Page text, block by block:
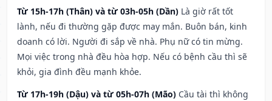
Từ 15h-17h (Thân) và từ 03h-05h (Dần) Là giờ rất tốt
lành, nếu đi thường gặp được may mắn. Buôn bán, kinh
doanh có lời. Người đi sắp về nhà. Phụ nữ có tin mừng.
Mọi việc trong nhà đều hòa hợp. Nếu có bệnh cầu thì sẽ
khỏi, gia đình đều mạnh khỏe.
Từ 17h-19h (Dậu) và từ 05h-07h (Mão) Cầu tài thì không